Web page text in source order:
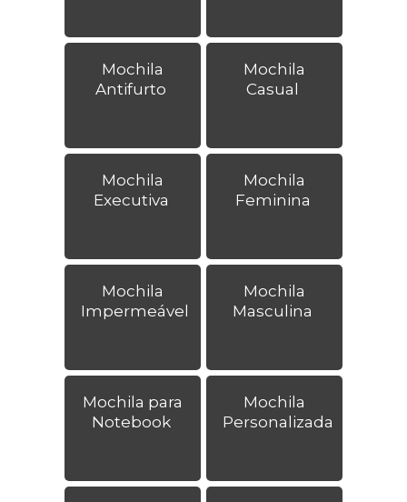
Mochila
Antifurto
Mochila
Casual
Mochila
Executiva
Mochila
Feminina
Mochila
Impermeável
Mochila
Masculina
Mochila para
Notebook
Mochila
Personalizada